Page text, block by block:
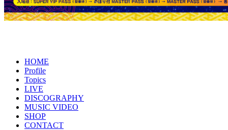
HOME
Profile
Topics
LIVE
DISCOGRAPHY
MUSIC VIDEO
SHOP
CONTACT